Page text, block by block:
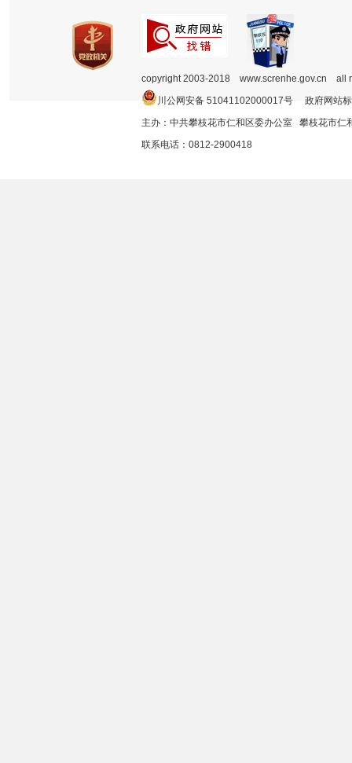
copyright 2003-2018 www.screnhe.gov.cn
川公网安备 51041102000017号 政府网站
主办：中共攀枝花市仁和区委办公室 攀枝花市
联系电话：0812-2900418